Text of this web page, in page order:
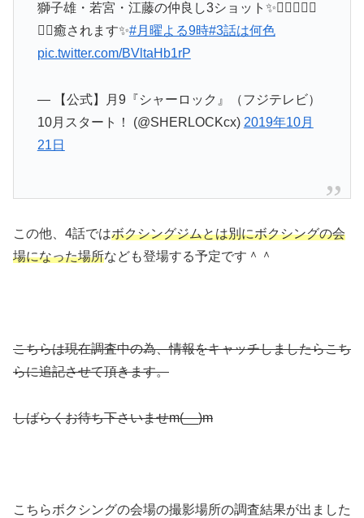
獅子雄・若宮・江藤の仲良し3ショット✨🕵🏻‍♂️👨‍⚕️
👮‍♀️癒されます✨#月曜よる9時#3話は何色
pic.twitter.com/BVltaHb1rP
— 【公式】月9『シャーロック』（フジテレビ）
10月スタート！ (@SHERLOCKcx) 2019年10月
21日
この他、4話ではボクシングジムとは別にボクシングの会
場になった場所なども登場する予定です＾＾
こちらは現在調査中の為、情報をキャッチしましたらこち
らに追記させて頂きます。
しばらくお待ち下さいませm(__)m
こちらボクシングの会場の撮影場所の調査結果が出ました